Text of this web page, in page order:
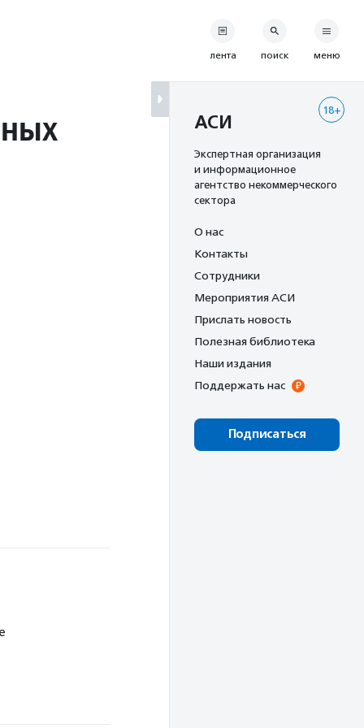
лента поиск меню
18+
АСИ
Экспертная организация
и информационное
агентство некоммерческого
сектора
О нас
Контакты
Сотрудники
Мероприятия АСИ
Прислать новость
Полезная библиотека
Наши издания
Поддержать нас
Подписаться